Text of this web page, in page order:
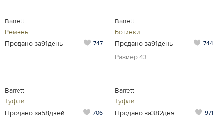
Barrett
Ремень
Продано за91день
747
Barrett
Ботинки
Продано за91день
744
Размер:43
Barrett
Туфли
Продано за58дней
706
Barrett
Туфли
Продано за382дня
971